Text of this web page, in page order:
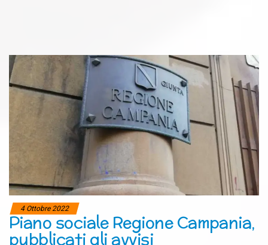
4 Ottobre 2022
Piano sociale Regione Campania,
pubblicati gli avvisi